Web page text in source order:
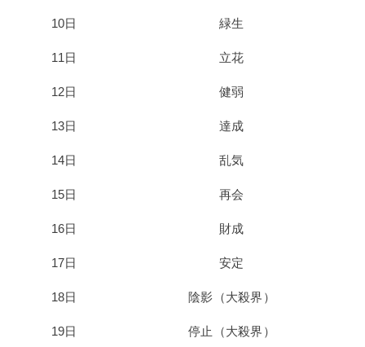
10日 緑生
11日 立花
12日 健弱
13日 達成
14日 乱気
15日 再会
16日 財成
17日 安定
18日 陰影（大殺界）
19日 停止（大殺界）